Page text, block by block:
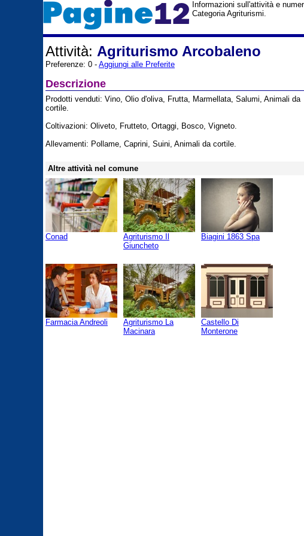
Informazioni sull'attività e
Categoria Agriturismi.
Attività: Agriturismo Arcobaleno
Preferenze: 0 - Aggiungi alle Preferite
Descrizione
Prodotti venduti: Vino, Olio d'oliva, Frutta, Marmellata, Salumi, Animali da
cortile.
Coltivazioni: Oliveto, Frutteto, Ortaggi, Bosco, Vigneto.
Allevamenti: Pollame, Caprini, Suini, Animali da cortile.
Altre attività nel comune
Conad
Agriturismo Il
Giuncheto
Biagini 1863 Spa
Farmacia Andreoli
Agriturismo La
Macinara
Castello Di
Monterone